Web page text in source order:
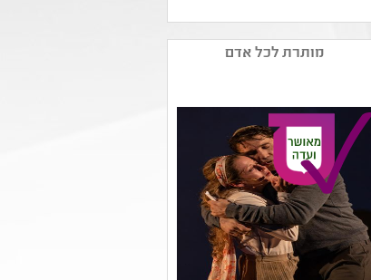
קטגוריה: תיאטרון ילדים
,תיאטרון לגיל הרך ,תיאטרון
נושאים: חוויות אישיות
,סבלנות וסובלנות ,יחסים
מותרת לכל אדם